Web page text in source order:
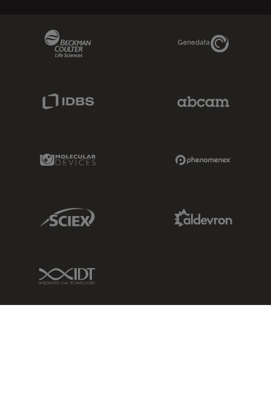
Genedata Link
Molecular Devices Link
Sciex Link
IDT Link